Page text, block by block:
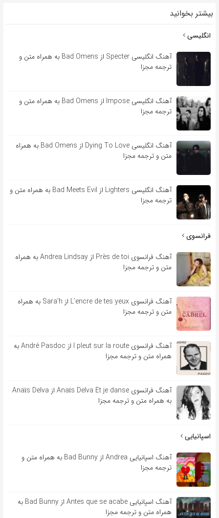
بیشتر بخوانید
انگلیسی
آهنگ انگلیسی Specter از Bad Omens به همراه متن و
ترجمه مجزا
آهنگ انگلیسی Impose از Bad Omens به همراه متن و
ترجمه مجزا
آهنگ انگلیسی Dying To Love از Bad Omens به همراه
متن و ترجمه مجزا
آهنگ انگلیسی Lighters از Bad Meets Evil به همراه متن و
ترجمه مجزا
فرانسوی
آهنگ فرانسوی Près de toi از Andrea Lindsay به همراه
متن و ترجمه مجزا
آهنگ فرانسوی L’encre de tes yeux از Sara’h به همراه
متن و ترجمه مجزا
آهنگ فرانسوی l pleut sur la route از André Pasdoc به
همراه متن و ترجمه مجزا
آهنگ فرانسوی Anaïs Delva Et je danse از Anaïs Delva
به همراه متن و ترجمه مجزا
اسپانیایی
آهنگ اسپانیایی Andrea از Bad Bunny به همراه متن و
ترجمه مجزا
آهنگ اسپانیایی Antes que se acabe از Bad Bunny به
همراه متن و ترجمه مجزا